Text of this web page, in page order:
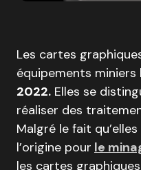
Les cartes
équipements miniers
2022. Elles se
réaliser des
Malgré le fait
l’origine pour le
les cartes